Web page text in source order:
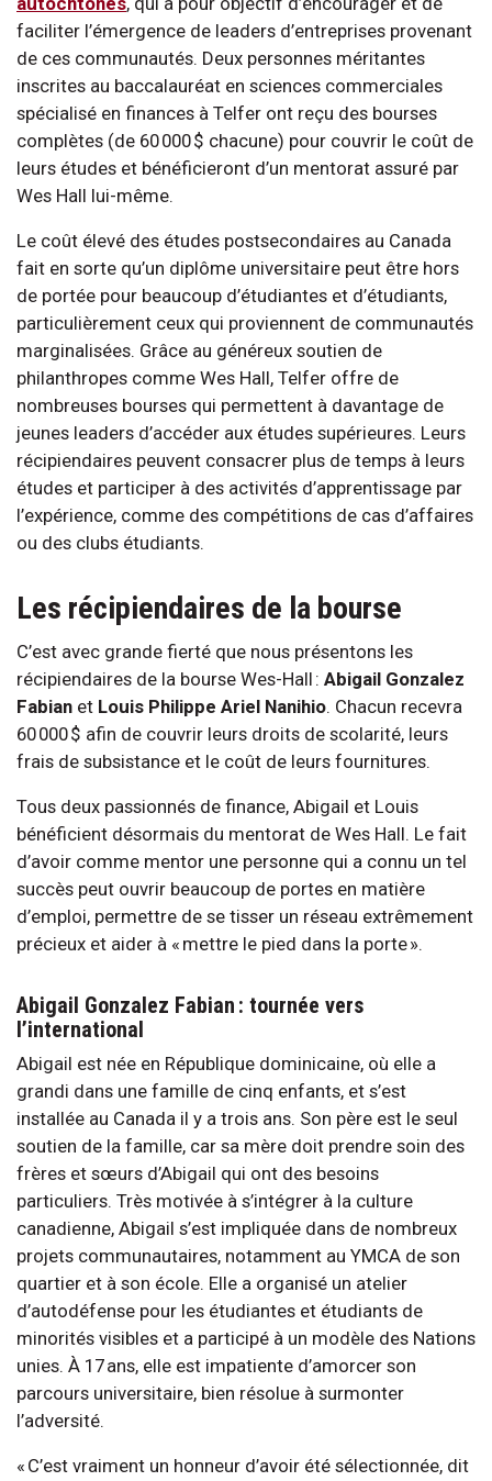
faciliter l’émergence de leaders d’entreprises provenant
de ces communautés. Deux personnes méritantes
inscrites au baccalauréat en sciences commerciales
spécialisé en finances à Telfer ont reçu des bourses
complètes (de 60 000 $ chacune) pour couvrir le coût de
leurs études et bénéficieront d’un mentorat assuré par
Wes Hall lui-même.
Le coût élevé des études postsecondaires au Canada
fait en sorte qu’un diplôme universitaire peut être hors
de portée pour beaucoup d’étudiantes et d’étudiants,
particulièrement ceux qui proviennent de communautés
marginalisées. Grâce au généreux soutien de
philanthropes comme Wes Hall, Telfer offre de
nombreuses bourses qui permettent à davantage de
jeunes leaders d’accéder aux études supérieures. Leurs
récipiendaires peuvent consacrer plus de temps à leurs
études et participer à des activités d’apprentissage par
l’expérience, comme des compétitions de cas d’affaires
ou des clubs étudiants.
Les récipiendaires de la bourse
C’est avec grande fierté que nous présentons les
récipiendaires de la bourse Wes-Hall : Abigail Gonzalez
Fabian et Louis Philippe Ariel Nanihio. Chacun recevra
60 000 $ afin de couvrir leurs droits de scolarité, leurs
frais de subsistance et le coût de leurs fournitures.
Tous deux passionnés de finance, Abigail et Louis
bénéficient désormais du mentorat de Wes Hall. Le fait
d’avoir comme mentor une personne qui a connu un tel
succès peut ouvrir beaucoup de portes en matière
d’emploi, permettre de se tisser un réseau extrêmement
précieux et aider à « mettre le pied dans la porte ».
Abigail Gonzalez Fabian : tournée vers
l’international
Abigail est née en République dominicaine, où elle a
grandi dans une famille de cinq enfants, et s’est
installée au Canada il y a trois ans. Son père est le seul
soutien de la famille, car sa mère doit prendre soin des
frères et sœurs d’Abigail qui ont des besoins
particuliers. Très motivée à s’intégrer à la culture
canadienne, Abigail s’est impliquée dans de nombreux
projets communautaires, notamment au YMCA de son
quartier et à son école. Elle a organisé un atelier
d’autodéfense pour les étudiantes et étudiants de
minorités visibles et a participé à un modèle des Nations
unies. À 17 ans, elle est impatiente d’amorcer son
parcours universitaire, bien résolue à surmonter
l’adversité.
« C’est vraiment un honneur d’avoir été sélectionnée, dit